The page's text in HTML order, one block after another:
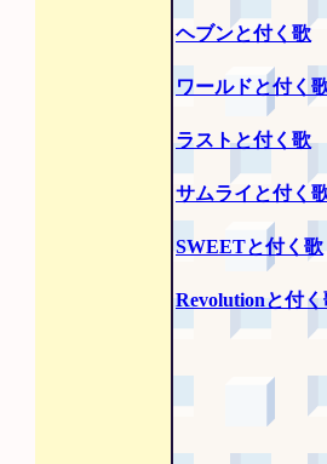
ヘブンと付く歌
ワールドと付く
ラストと付く歌
サムライと付く
SWEETと付く歌
Revolutionと付く